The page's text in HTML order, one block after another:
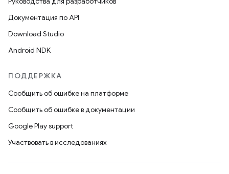
Документация по API
Download Studio
Android NDK
ПОДДЕРЖКА
Сообщить об ошибке на платформе
Сообщить об ошибке в документации
Google Play support
Участвовать в исследованиях